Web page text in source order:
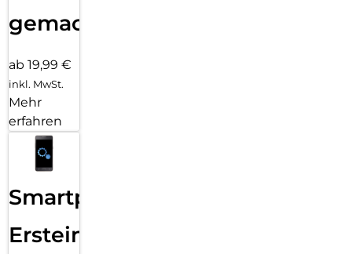
gemacht!
ab 19,99 €
inkl. MwSt.
Mehr
erfahren
Smartphone
Ersteinrichtung